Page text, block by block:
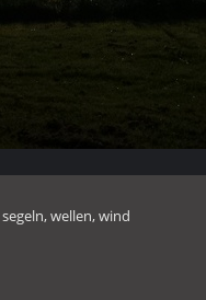
segeln,wellen,wind